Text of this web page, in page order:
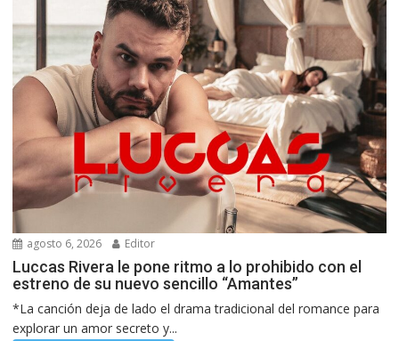
agosto 6, 2026 Editor
Luccas Rivera le pone ritmo a lo prohibido con el
estreno de su nuevo sencillo “Amantes”
*La canción deja de lado el drama tradicional del romance para
explorar un amor secreto y...